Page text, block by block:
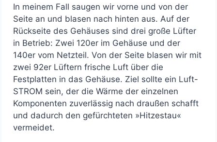
In meinem Fall saugen wir vorne und von der
Seite an und blasen nach hinten aus. Auf der
Rückseite des Gehäuses sind drei große Lüfter
in Betrieb: Zwei 120er im Gehäuse und der
140er vom Netzteil. Von der Seite blasen wir mit
zwei 92er Lüftern frische Luft über die
Festplatten in das Gehäuse. Ziel sollte ein Luft-
STROM sein, der die Wärme der einzelnen
Komponenten zuverlässig nach draußen schafft
und dadurch den gefürchteten »Hitzestau«
vermeidet.